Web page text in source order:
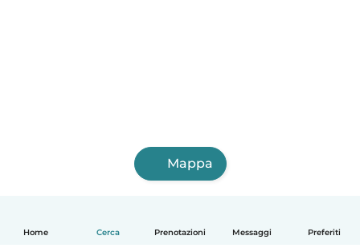
Home Cerca Prenotazioni Messaggi Preferiti
Mappa